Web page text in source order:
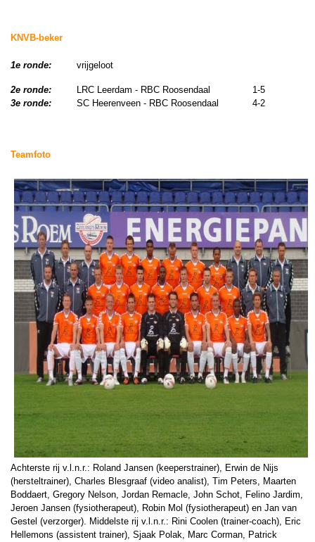
KNVB-beker
1e ronde: vrijgeloot
2e ronde:
LRC Leerdam - RBC Roosendaal 1-5
3e ronde: SC Heerenveen - RBC Roosendaal 4-2
Teamfoto
Achterste rij v.l.n.r.: Roland Jansen (keeperstrainer), Erwin de Nijs
(hersteltrainer), Charles Blesgraaf (video analist), Tim Peters, Maarten
Boddaert, Gregory Nelson, Jordan Remacle, John Schot, Felino Jardim,
Jeroen Jansen (fysiotherapeut), Robin Mol (fysiotherapeut) en Jan van
Gestel (verzorger). Middelste rij v.l.n.r.: Rini Coolen (trainer-coach), Eric
Hellemons (assistent trainer), Sjaak Polak, Marc Corman, Patrick